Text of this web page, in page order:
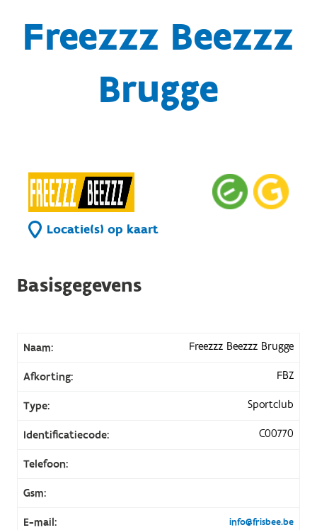
Freezzz Beezzz
Brugge
Locatie(s) op kaart
Basisgegevens
Naam: Freezzz Beezzz Brugge
Afkorting: FBZ
Type: Sportclub
Identificatiecode: C00770
Telefoon:
Gsm:
E-mail: info@frisbee.be